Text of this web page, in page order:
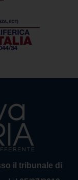
il tribunale di